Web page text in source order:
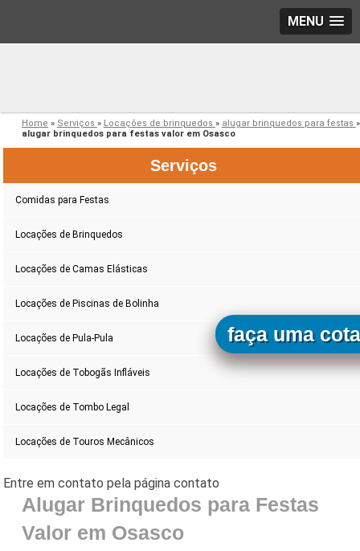
MENU
Home » Serviços » Locações de brinquedos » alugar brinquedos para festas »
alugar brinquedos para festas valor em Osasco
Serviços
Comidas para Festas
Locações de Brinquedos
Locações de Camas Elásticas
Locações de Piscinas de Bolinha
Locações de Pula-Pula
Locações de Tobogãs Infláveis
Locações de Tombo Legal
Locações de Touros Mecânicos
Alugar Brinquedos para Festas
Valor em Osasco
faça uma